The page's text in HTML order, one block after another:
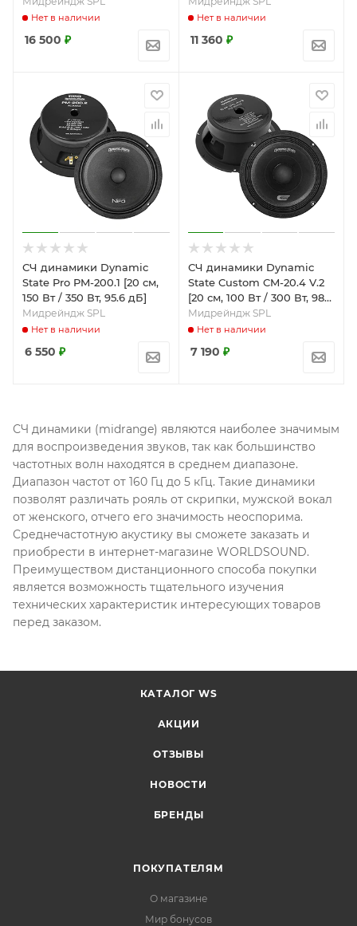
Нет в наличии
16 500 ₽
Нет в наличии
11 360 ₽
СЧ динамики Dynamic
State Pro PM-200.1 [20 см,
150 Вт / 350 Вт, 95.6 дБ]
Мидрейндж SPL
Нет в наличии
6 550 ₽
СЧ динамики Dynamic
State Custom CM-20.4 V.2
[20 см, 100 Вт / 300 Вт, 98
дБ]
Мидрейндж SPL
Нет в наличии
7 190 ₽
СЧ динамики (midrange) являются наиболее значимым
для воспроизведения звуков, так как большинство
частотных волн находятся в среднем диапазоне.
Диапазон частот от 160 Гц до 5 кГц. Такие динамики
позволят различать рояль от скрипки, мужской вокал
от женского, отчего его значимость неоспорима.
Среднечастотную акустику вы сможете заказать и
приобрести в интернет-магазине WORLDSOUND.
Преимуществом дистанционного способа покупки
является возможность тщательного изучения
технических характеристик интересующих товаров
перед заказом.
КАТАЛОГ WS
АКЦИИ
ОТЗЫВЫ
НОВОСТИ
БРЕНДЫ
ПОКУПАТЕЛЯМ
О магазине
Мир бонусов